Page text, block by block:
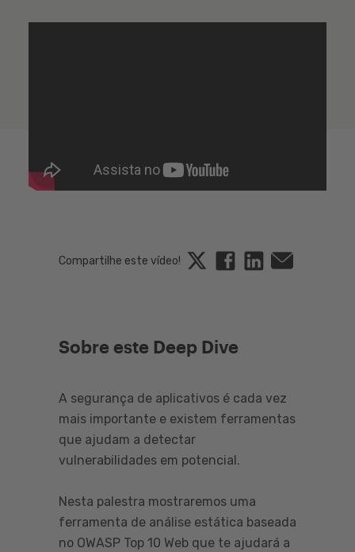
Compartilhe este vídeo! Twitter Linkedin
Sobre este Deep Dive
A segurança de aplicativos é cada vez
mais importante e existem ferramentas
que ajudam a detectar
vulnerabilidades em potencial.
Nesta palestra mostraremos uma
ferramenta de análise estática baseada
no OWASP Top 10 Web que te ajudará a